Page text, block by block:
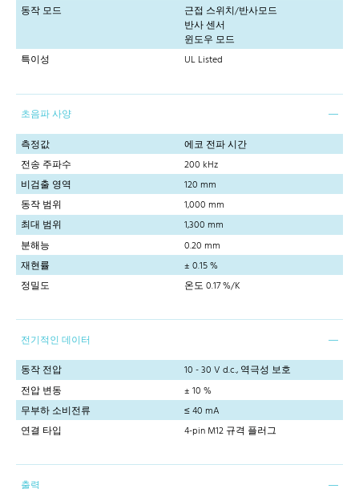
동작 모드
근접 스위치/반사모드
반사 센서
윈도우 모드
특이성
UL Listed
초음파 사양
측정값
에코 전파 시간
전송 주파수
200 kHz
비검출 영역
120 mm
동작 범위
1,000 mm
최대 범위
1,300 mm
분해능
0.20 mm
재현률
± 0.15 %
정밀도
온도 0.17 %/K
전기적인 데이터
동작 전압
10 - 30 V d.c., 역극성 보호
전압 변동
± 10 %
무부하 소비전류
≤ 40 mA
연결 타입
4-pin M12 규격 플러그